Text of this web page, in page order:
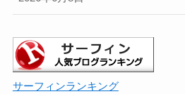
サーフィンランキング